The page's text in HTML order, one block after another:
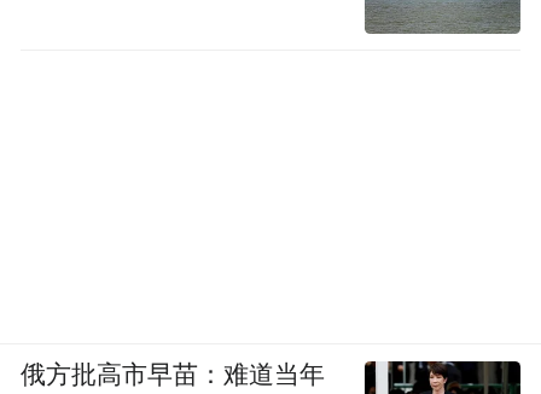
俄方批高市早苗：难道当年